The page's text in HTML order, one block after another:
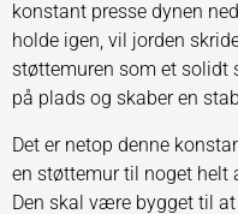
konstant presse dynen
holde igen, vil jorden
støttemuren som et solidt
på plads og skaber en
Det er netop denne
en støttemur til noget helt
Den skal være bygget til